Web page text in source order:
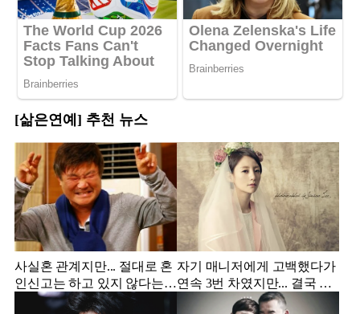
[삶은연예] 추천 뉴스
사실혼 관계지만... 절대로 혼
인신고는 하고 있지 않다는
배우
자기 매니저에게 고백했다가
연속 3번 차였지만... 결국 결
혼에 성공한 배우